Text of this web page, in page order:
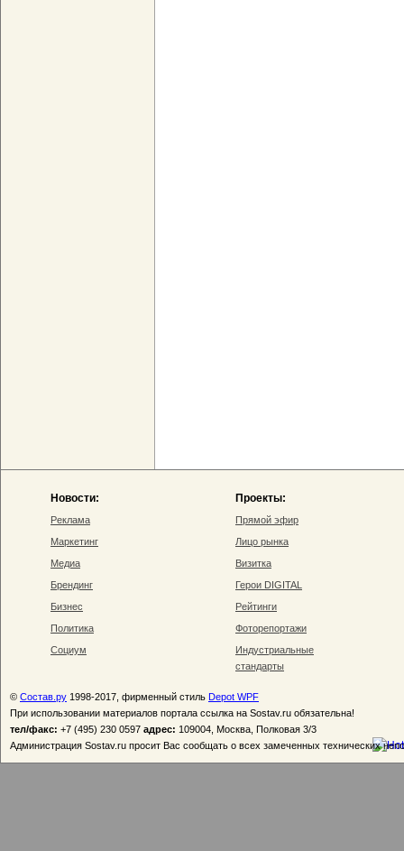
Новости:
Реклама
Маркетинг
Медиа
Брендинг
Бизнес
Политика
Социум
Проекты:
Прямой эфир
Лицо рынка
Визитка
Герои DIGITAL
Рейтинги
Фоторепортажи
Индустриальные
стандарты
© Состав.ру 1998-2017, фирменный стиль Depot WPF
При использовании материалов портала ссылка на Sostav.ru обязательна!
тел/факс: +7 (495) 230 0597 адрес: 109004, Москва, Полковая 3/3
Администрация Sostav.ru просит Вас сообщать о всех замеченных технических